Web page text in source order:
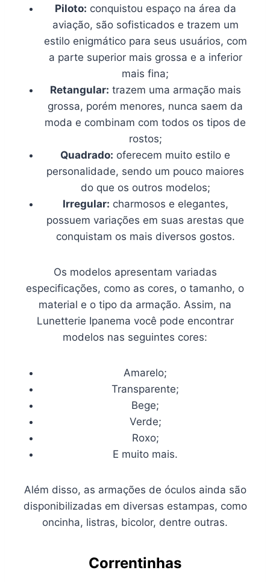
Piloto: conquistou espaço na área da
aviação, são sofisticados e trazem um
estilo enigmático para seus usuários, com
a parte superior mais grossa e a inferior
mais fina;
Retangular: trazem uma armação mais
grossa, porém menores, nunca saem da
moda e combinam com todos os tipos de
rostos;
Quadrado: oferecem muito estilo e
personalidade, sendo um pouco maiores
do que os outros modelos;
Irregular: charmosos e elegantes,
possuem variações em suas arestas que
conquistam os mais diversos gostos.
Os modelos apresentam variadas
especificações, como as cores, o tamanho, o
material e o tipo da armação. Assim, na
Lunetterie Ipanema você pode encontrar
modelos nas seguintes cores:
Amarelo;
Transparente;
Bege;
Verde;
Roxo;
E muito mais.
Além disso, as armações de óculos ainda são
disponibilizadas em diversas estampas, como
oncinha, listras, bicolor, dentre outras.
Correntinhas